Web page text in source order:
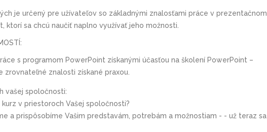
je určený pre užívateľov so základnými znalosťami práce v prezentačnom
ktorí sa chcú naučiť naplno využívať jeho možnosti.
s programom PowerPoint získanými účasťou na školení PowerPoint –
zrovnateľné znalosti získané praxou.
vašej spoločnosti:
v priestoroch Vašej spoločnosti?
a prispôsobíme Vašim predstavám, potrebám a možnostiam - - už teraz sa